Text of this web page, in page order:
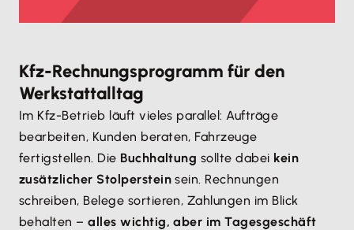
Kfz-Rechnungsprogramm für den
Werkstattalltag
Im Kfz-Betrieb läuft vieles parallel: Aufträge
bearbeiten, Kunden beraten, Fahrzeuge
fertigstellen. Die Buchhaltung sollte dabei kein
zusätzlicher Stolperstein sein. Rechnungen
schreiben, Belege sortieren, Zahlungen im Blick
behalten –alles wichtig, aber im Tagesgeschäft